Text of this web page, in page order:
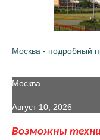
Москва - подробный
Москва
Август 10, 2026
Возможны